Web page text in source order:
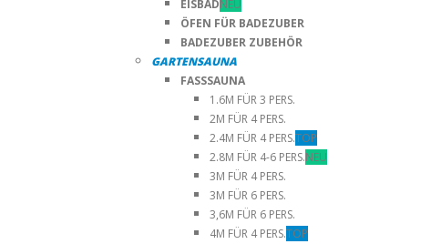
EISBADNEU
ÖFEN FÜR BADEZUBER
BADEZUBER ZUBEHÖR
GARTENSAUNA
FASSSAUNA
1.6M FÜR 3 PERS.
2M FÜR 4 PERS.
2.4M FÜR 4 PERS.TOP
2.8M FÜR 4-6 PERS.NEU
3M FÜR 4 PERS.
3M FÜR 6 PERS.
3,6M FÜR 6 PERS.
4M FÜR 4 PERS.TOP